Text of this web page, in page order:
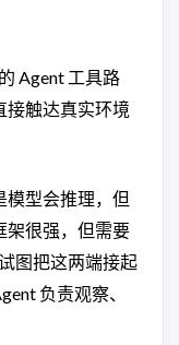
Agent 工具路
接触达真实环境
模型会推理，但
架很强，但需要
图把这两端接起
负责观察、